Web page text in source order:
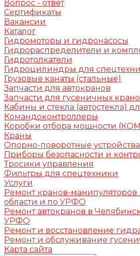
Вопрос - ответ
Сертификаты
Вакансии
Каталог
Гидромоторы и гидронасосы
Гидрораспределители и
Гидротолкатели
Гидроцилиндры для
Грузовые канаты (стальные)
Запчасти для автокранов
Запчасти для гусеничных
Кабины и стекла (автостекла)
Командоконтроллеры
Коробки отбора мощности
Краны
Опорно-поворотные
Приборы безопасности и
Тросики управления
Фильтры для спецтехники
Услуги
Ремонт кранов-манипуляторов
области и по УРФО
Ремонт автокранов в
УРФО
Ремонт и восстановление
Ремонт и обслуживание
Карта сайта